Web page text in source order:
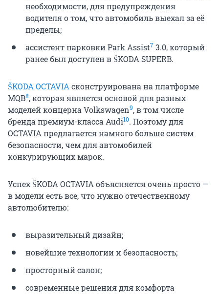
необходимости, для предупреждения
водителя о том, что автомобиль выехал за её
пределы;
ассистент парковки Park Assist7 3.0, который
ранее был доступен в ŠKODA SUPERB.
ŠKODA OCTAVIA сконструирована на платформе
MQB8, которая является основой для разных
моделей концерна Volkswagen9, в том числе
бренда премиум-класса Audi10. Поэтому для
OCTAVIA предлагается намного больше систем
безопасности, чем для автомобилей
конкурирующих марок.
Успех ŠKODA OCTAVIA объясняется очень просто —
в модели есть все, что нужно отечественному
автолюбителю:
выразительный дизайн;
новейшие технологии и безопасность;
просторный салон;
современные решения для комфорта